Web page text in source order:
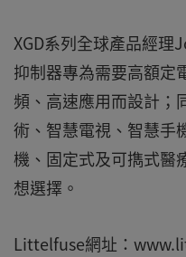
XGD系列全球產品經
抑制器專為需要高額定
頻、高速應用而設計；
術、智慧電視、智慧手
機、固定式及可擕式醫
想選擇。
Littelfuse網址：